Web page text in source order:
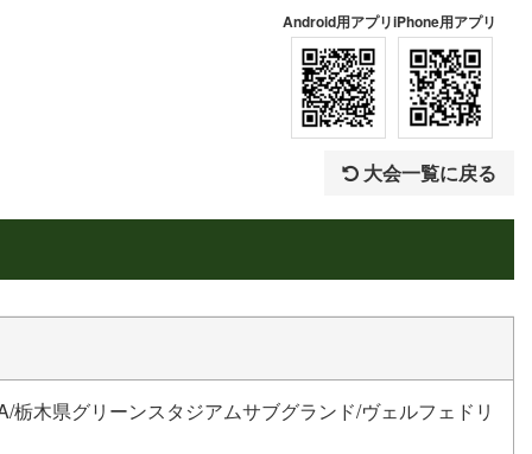
Android用アプリiPhone用アプリ
大会一覧に戻る
木県グリーンスタジアムサブグランド/ヴェルフェドリ